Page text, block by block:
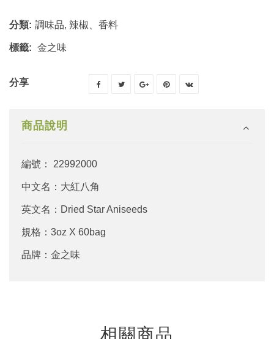
分類: 調味品, 辣椒、香料
標籤: 金之味
分享
商品說明
編號： 22992000
中文名：大紅八角
英文名：Dried Star Aniseeds
規格：3oz X 60bag
品牌：金之味
相關商品